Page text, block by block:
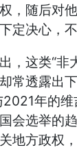
，随后对
定决心，
，这类“
常透露出
年的
会选举的
地方政权